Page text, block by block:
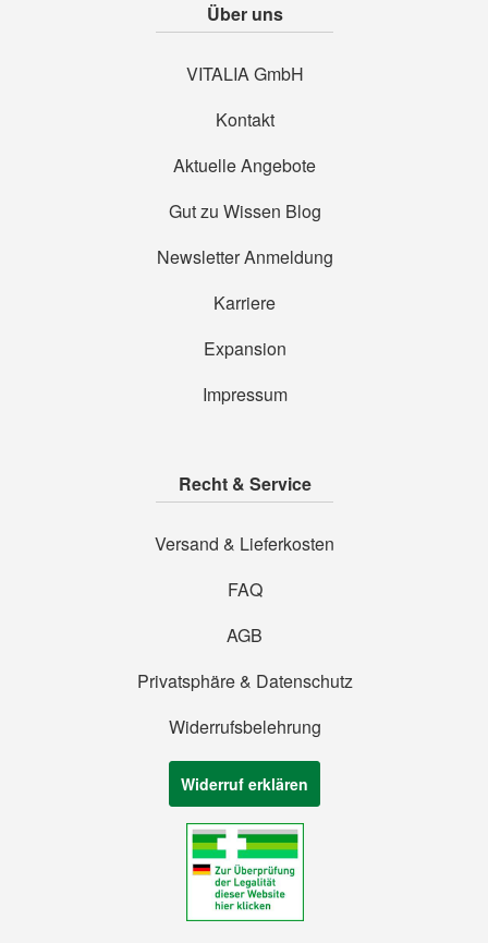
Über uns
VITALIA GmbH
Kontakt
Aktuelle Angebote
Gut zu Wissen Blog
Newsletter Anmeldung
Karriere
Expansion
Impressum
Recht & Service
Versand & Lieferkosten
FAQ
AGB
Privatsphäre & Datenschutz
Widerrufsbelehrung
Widerruf erklären